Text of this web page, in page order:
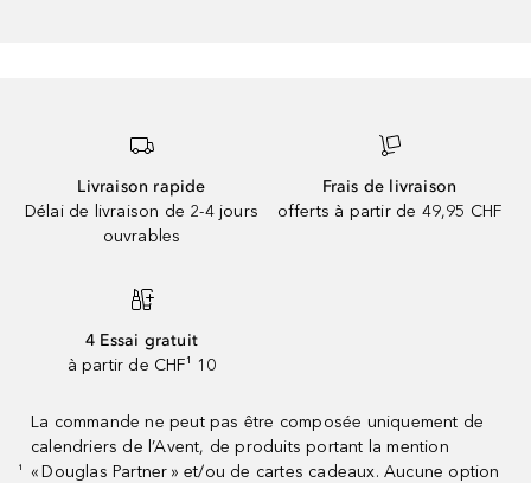
Livraison rapide
Délai de livraison de 2-4 jours
ouvrables
Frais de livraison
offerts à partir de 49,95 CHF
4 Essai gratuit
à partir de CHF¹ 10
¹
La commande ne peut pas être composée uniquement de
calendriers de l’Avent, de produits portant la mention
« Douglas Partner » et/ou de cartes cadeaux. Aucune option